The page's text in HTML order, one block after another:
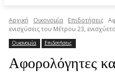
Αρχική Οικονομία Επιδοτήσεις
ενισχύσεις του Μέτρου 23,
Οικονομία Επιδοτήσεις
Αφορολόγητες